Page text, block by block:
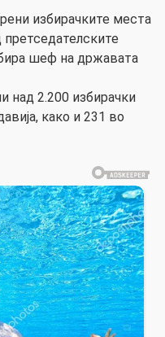
избирачките места
шеф на државата
над 2.200 избирачки
како и 231 во